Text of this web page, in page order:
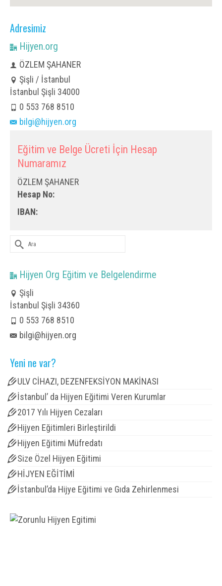
Adresimiz
Hijyen.org
ÖZLEM ŞAHANER
Şişli / İstanbul
İstanbul Şişli 34000
0 553 768 8510
bilgi@hijyen.org
Eğitim ve Belge Ücreti İçin Hesap
Numaramız
ÖZLEM ŞAHANER
Hesap No:
IBAN:
Şunu
ara:
Hijyen Org Eğitim ve Belgelendirme
Şişli
İstanbul Şişli 34360
0 553 768 8510
bilgi@hijyen.org
Yeni ne var?
ULV CİHAZI, DEZENFEKSİYON MAKİNASI
İstanbul’ da Hijyen Eğitimi Veren Kurumlar
2017 Yılı Hijyen Cezaları
Hijyen Eğitimleri Birleştirildi
Hijyen Eğitimi Müfredatı
Size Özel Hijyen Eğitimi
HİJYEN EĞİTİMİ
İstanbul’da Hijye Eğitimi ve Gıda Zehirlenmesi